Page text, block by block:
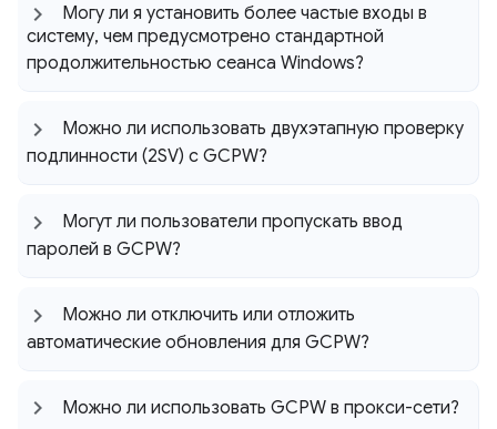
Могу ли я установить более частые входы в
систему, чем предусмотрено стандартной
продолжительностью сеанса Windows?
Можно ли использовать двухэтапную проверку
подлинности (2SV) с GCPW?
Могут ли пользователи пропускать ввод
паролей в GCPW?
Можно ли отключить или отложить
автоматические обновления для GCPW?
Можно ли использовать GCPW в прокси-сети?